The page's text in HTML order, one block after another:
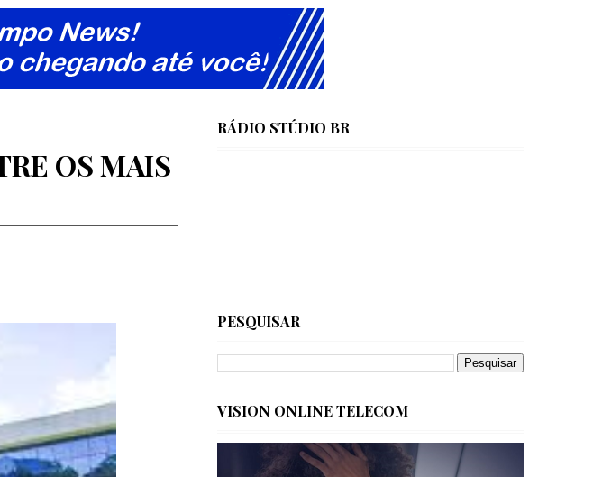
OS MAIS
RÁDIO STÚDIO BR
PESQUISAR
VISION ONLINE TELECOM